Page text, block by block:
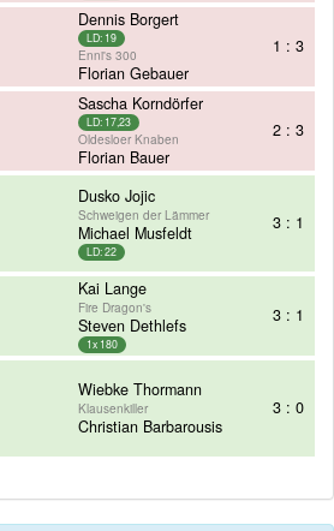
Dennis Borgert
LD: 19
Enni's 300
Florian Gebauer
1 : 3
Sascha Korndörfer
LD: 17,23
Oldesloer Knaben
Florian Bauer
2 : 3
Dusko Jojic
Schweigen der Lämmer
Michael Musfeldt
LD: 22
3 : 1
Kai Lange
Fire Dragon's
Steven Dethlefs
1x 180
3 : 1
Wiebke Thormann
Klausenkiller
Christian Barbarousis
3 : 0